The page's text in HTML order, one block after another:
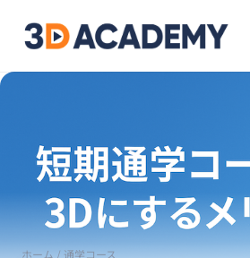
ホーム / 通学コース